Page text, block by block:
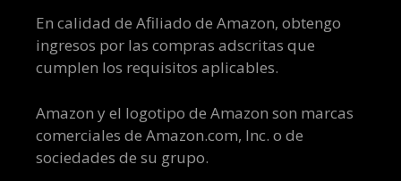
En calidad de Afiliado de Amazon, obtengo
ingresos por las compras adscritas que
cumplen los requisitos aplicables.
Amazon y el logotipo de Amazon son marcas
comerciales de Amazon.com, Inc. o de
sociedades de su grupo.